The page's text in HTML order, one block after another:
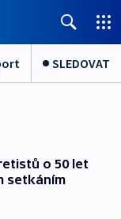
SLEDOVAT
o 50 let
setkáním